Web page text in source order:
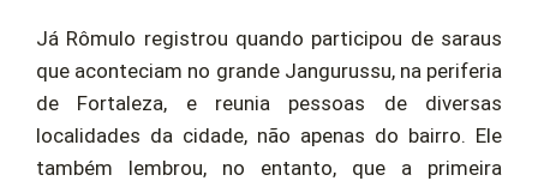
Já Rômulo registrou quando participou de saraus
que aconteciam no grande Jangurussu, na periferia
de Fortaleza, e reunia pessoas de diversas
localidades da cidade, não apenas do bairro. Ele
também lembrou, no entanto, que a primeira